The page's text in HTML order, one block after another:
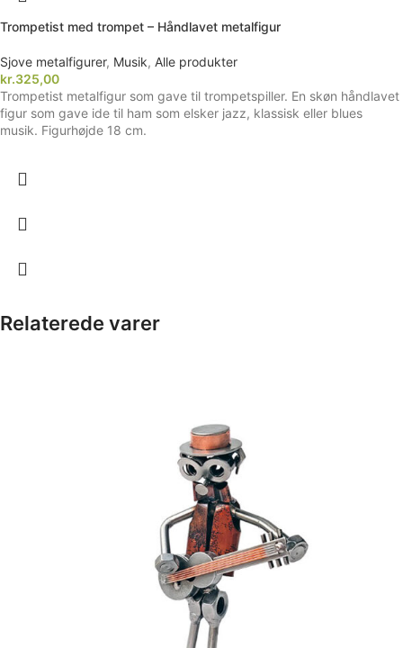
Trompetist med trompet – Håndlavet metalfigur
Sjove metalfigurer, Musik, Alle produkter
kr.325,00
Trompetist metalfigur som gave til trompetspiller. En skøn håndlavet
figur som gave ide til ham som elsker jazz, klassisk eller blues
musik. Figurhøjde 18 cm.
Relaterede varer